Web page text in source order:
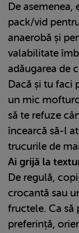
De asemenea,
pack/vid
anaerobă și
valabilitate
adăugarea de
Dacă și tu faci
un mic
să te refuze
încearcă să-l
trucurile de
Ai grijă la
De regulă,
crocantă sau
fructele. Ca să
preferință,